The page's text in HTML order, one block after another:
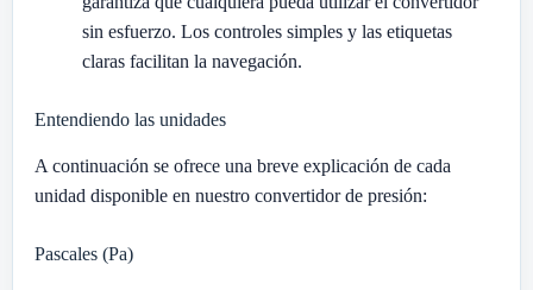
sin esfuerzo. Los controles simples y las etiquetas
claras facilitan la navegación.
Entendiendo las unidades
A continuación se ofrece una breve explicación de cada
unidad disponible en nuestro convertidor de presión:
Pascales (Pa)